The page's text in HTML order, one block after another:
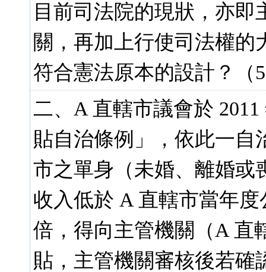
目前司法院的現狀，亦
關，再加上行使司法權的
符合憲法原本的設計？（
二、A 直轄市議會於
貼自治條例」，依此一自
市之單身（未婚、離婚或
收入低於 A 直轄市當年
倍，得向主管機關（A 直
貼，主管機關審核後若確